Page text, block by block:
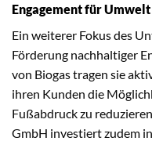
Engagement für
Ein weiterer Fokus des
Förderung nachhaltiger
von Biogas tragen sie
ihren Kunden die
Fußabdruck zu
GmbH investiert zudem